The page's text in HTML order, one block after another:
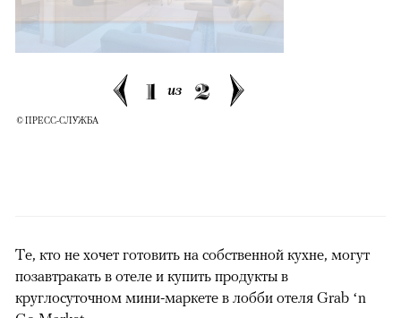
1 из 2
© ПРЕСС-СЛУЖБА
Те, кто не хочет готовить на собственной кухне, могут
позавтракать в отеле и купить продукты в
круглосуточном мини-маркете в лобби отеля Grab ‘n